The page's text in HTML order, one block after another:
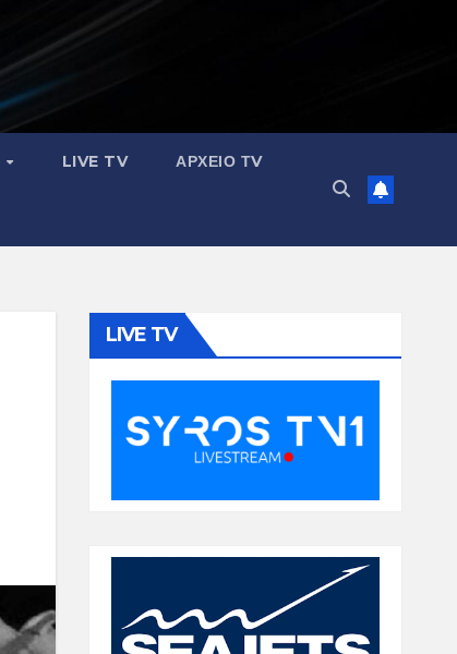
LIVE TV ΑΡΧΕΙΟ ΤV
LIVE TV